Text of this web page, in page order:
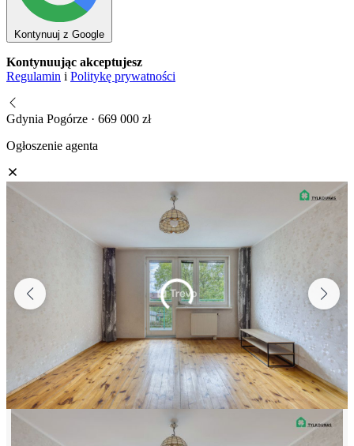
Kontynuuj z Google
Kontynuując akceptujesz
Regulamin i Politykę prywatności
Gdynia Pogórze · 669 000 zł
Ogłoszenie agenta